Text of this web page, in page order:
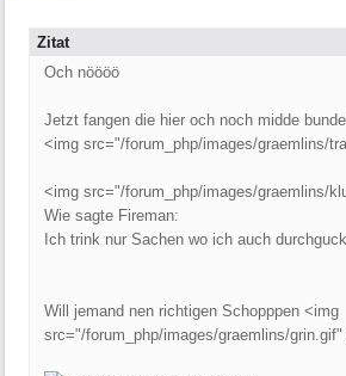
Zitat
Och nöööö
Jetzt fangen die hier och noch midde
<img src="/forum_php/images/graemlins/
<img src="/forum_php/images/graemlins/
Wie sagte Fireman:
Ich trink nur Sachen wo ich auch
Will jemand nen richtigen Schopppen <img
src="/forum_php/images/graemlins/